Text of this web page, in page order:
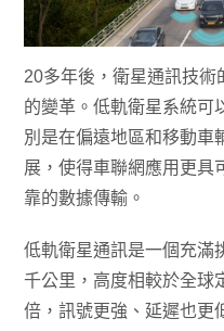
20多年後，衛星通訊技術
的變革。低軌衛星系統可
別是在偏遠地區和移動車
展，使得車聯網應用更具
靠的數據傳輸。
低軌衛星通訊是一個充滿
千公里，高度相較於全球
倍，訊號更強、延遲也更